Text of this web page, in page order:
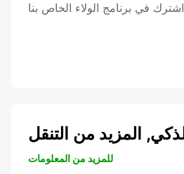
اشترك في برنامج الولاء الخاص بنا
المزيد من التنقل
للمزيد من المعلومات